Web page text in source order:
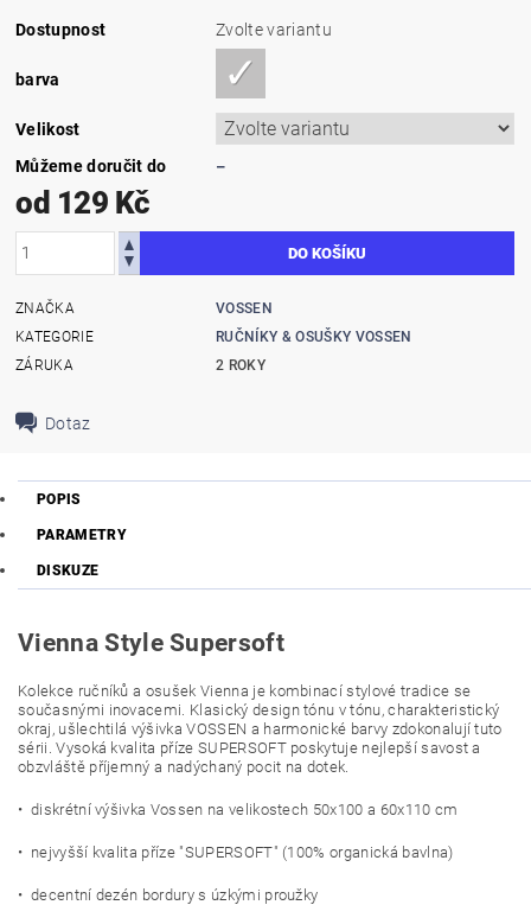
Dostupnost Zvolte variantu
barva
Velikost
Můžeme doručit do
–
od 129 Kč
ZNAČKA
VOSSEN
KATEGORIE
RUČNÍKY & OSUŠKY VOSSEN
ZÁRUKA
2 ROKY
Dotaz
POPIS
PARAMETRY
DISKUZE
Vienna Style Supersoft
Kolekce ručníků a osušek Vienna je kombinací stylové tradice se
současnými inovacemi. Klasický design tónu v tónu, charakteristický
okraj, ušlechtilá výšivka VOSSEN a harmonické barvy zdokonalují tuto
sérii. Vysoká kvalita příze SUPERSOFT poskytuje nejlepší savost a
obzvláště příjemný a nadýchaný pocit na dotek.
• diskrétní výšivka Vossen na velikostech 50x100 a 60x110 cm
• nejvyšší kvalita příze "SUPERSOFT" (100% organická bavlna)
• decentní dezén bordury s úzkými proužky